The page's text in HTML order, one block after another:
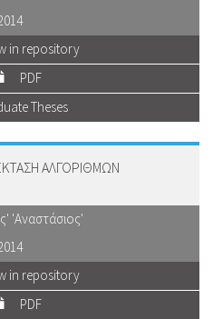
in repository
PDF
Theses
ΑΛΓΟΡΙΘΜΩΝ
'Αναστάσιος'
in repository
PDF